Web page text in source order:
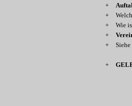
+
+
+
Wie
+
+
Siehe
+